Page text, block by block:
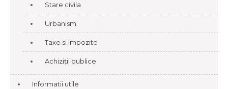
Stare civila
Urbanism
Taxe si impozite
Achiziții publice
Informatii utile